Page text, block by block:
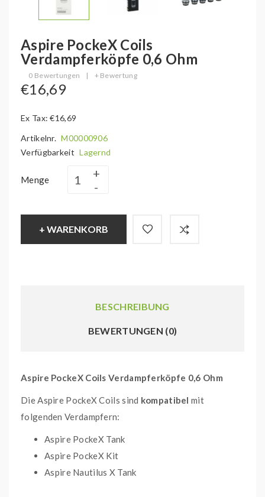
Aspire PockeX Coils
Verdampferköpfe 0,6 Ohm
0 Bewertungen | + Bewertung
€16,69
Ex Tax: €16,69
Artikelnr. M00000906
Verfügbarkeit Lagernd
Menge
+ WARENKORB
BESCHREIBUNG
BEWERTUNGEN (0)
Aspire PockeX Coils Verdampferköpfe 0,6 Ohm
Die Aspire PockeX Coils sind kompatibel mit
folgenden Verdampfern:
Aspire PockeX Tank
Aspire PockeX Kit
Aspire Nautilus X Tank